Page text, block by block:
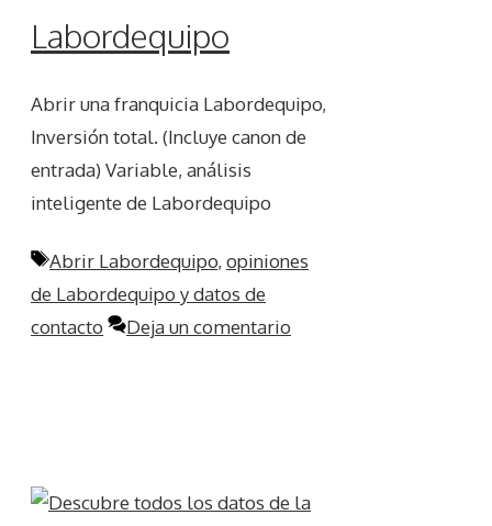
Labordequipo
Abrir una franquicia Labordequipo,
Inversión total. (Incluye canon de
entrada) Variable, análisis
inteligente de Labordequipo
Etiquetas
Abrir Labordequipo, opiniones
de Labordequipo y datos de
contacto
Deja un comentario